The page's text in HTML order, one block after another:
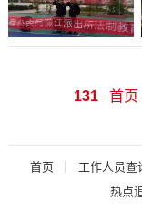
131 首页
首页 工作人员查
热点